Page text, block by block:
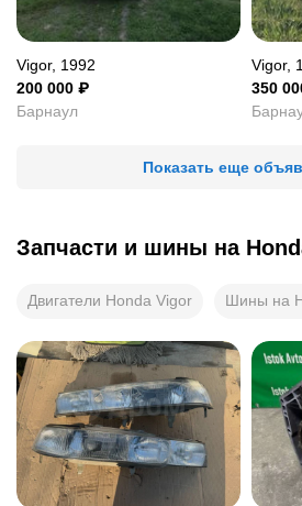
Vigor, 1992
200 000 ₽
Барнаул
Vigor,
350
Показать еще
Запчасти и шины на
Двигатели Honda Vigor Шины на